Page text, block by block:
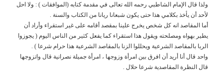
ولذا قال الإمام الشاطبي رحمه الله تعالى في مقدمة كتابه (الموافقات ) : ولا احل
لأحد أن يأخذ بكلامي هذا حتى يكون شبعانا ريانا من الكتاب والسنة .
أما المقاصد انه كل شخص يخرج علينا بمقصد أقامه على غير استقراء وأراد أن
يطير بهواه ومصلحته ويقول هذا استقراء كما يفعل كثير من الناس اليوم ( يجوزوا
الربا بالمقاصد الشرعية ويحللوا الزنا بالمقاصد الشرعية هذا حرام شرعا ) .
واحد قال أنا أريد أن افرق بين امرأة وزوجها ، امرأة جميلة نصرانية قال واتزوجها
قال النظرة المقاصدية شرعا حلال .